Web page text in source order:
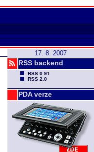
17. 8. 2007
RSS backend
RSS 0.91
RSS 2.0
PDA verze